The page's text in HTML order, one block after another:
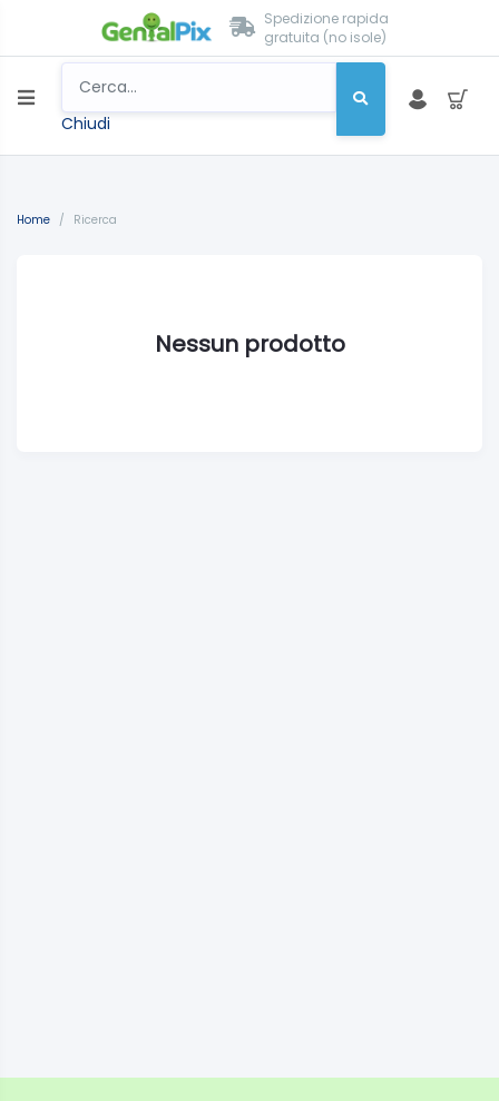
Spedizione rapida
gratuita (no isole)
Chiudi
Home / Ricerca
Nessun prodotto